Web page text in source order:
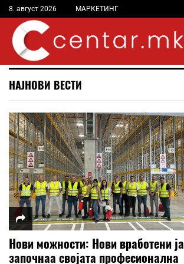
8. август 2026 МАРКЕТИНГ
НАЈНОВИ ВЕСТИ
Нови можности: Нови вработени ја
започнаа својата професионална